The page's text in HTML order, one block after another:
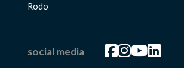
Rodo
social media Facebook
Facebook
Facebook
Facebook